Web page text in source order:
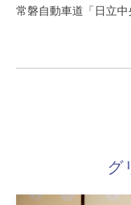
常磐自動車道「日立中
グ